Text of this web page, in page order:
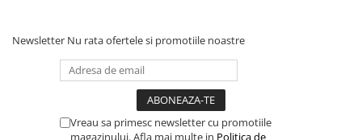
Newsletter Nu rata ofertele si promotiile noastre
Vreau sa primesc newsletter cu promotiile